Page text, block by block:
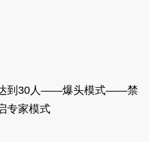
30人——爆头模式——禁
专家模式